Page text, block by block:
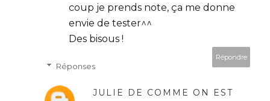
coup je prends note, ça me donne
envie de tester^^
Des bisous !
Répondre
Réponses
JULIE DE COMME ON EST